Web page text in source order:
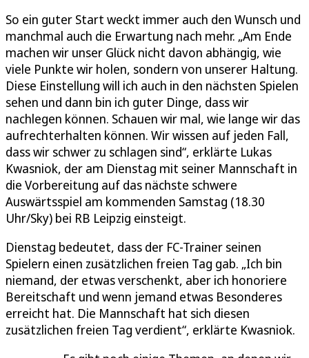
So ein guter Start weckt immer auch den Wunsch und
manchmal auch die Erwartung nach mehr. „Am Ende
machen wir unser Glück nicht davon abhängig, wie
viele Punkte wir holen, sondern von unserer Haltung.
Diese Einstellung will ich auch in den nächsten Spielen
sehen und dann bin ich guter Dinge, dass wir
nachlegen können. Schauen wir mal, wie lange wir das
aufrechterhalten können. Wir wissen auf jeden Fall,
dass wir schwer zu schlagen sind“, erklärte Lukas
Kwasniok, der am Dienstag mit seiner Mannschaft in
die Vorbereitung auf das nächste schwere
Auswärtsspiel am kommenden Samstag (18.30
Uhr/Sky) bei RB Leipzig einsteigt.
Dienstag bedeutet, dass der FC-Trainer seinen
Spielern einen zusätzlichen freien Tag gab. „Ich bin
niemand, der etwas verschenkt, aber ich honoriere
Bereitschaft und wenn jemand etwas Besonderes
erreicht hat. Die Mannschaft hat sich diesen
zusätzlichen freien Tag verdient“, erklärte Kwasniok.